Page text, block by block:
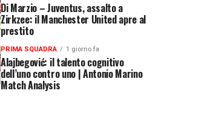
Di Marzio – Juventus, assalto a
Zirkzee: il Manchester United apre al
prestito
PRIMA SQUADRA 1 giorno fa
Alajbegović: il talento cognitivo
dell’uno contro uno | Antonio Marino
Match Analysis